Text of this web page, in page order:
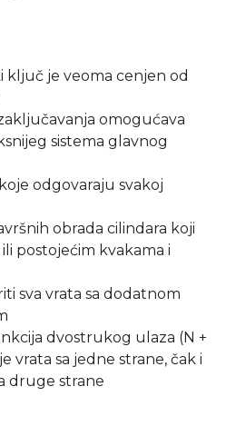
ključ je veoma cenjen od
omogućava
sistema glavnog
odgovaraju svakoj
obrada cilindara koji
postojećim kvakama i
sva vrata sa dodatnom
dvostrukog ulaza (N +
vrata sa jedne strane, čak i
druge strane